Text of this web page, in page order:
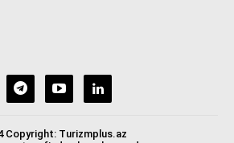
Copyright: Turizmplus.az